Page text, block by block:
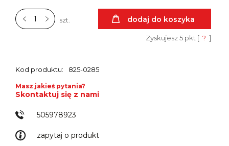
szt. dodaj do koszyka
Zyskujesz5pkt [ ? ]
Kod produktu: 825-0285
zapytaj o produkt
Masz jakieś pytania?
Skontaktuj się z nami
505978923